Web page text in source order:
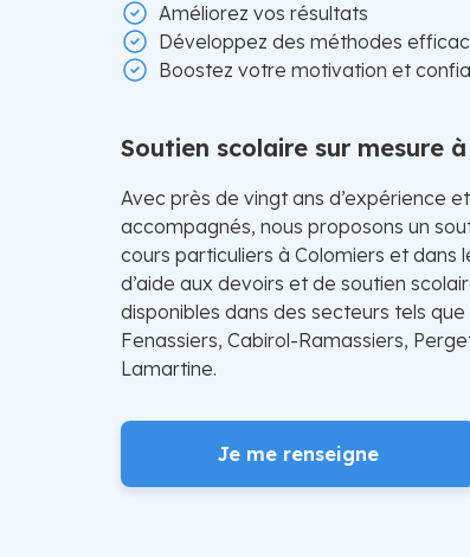
Améliorez vos résultats
Développez des méthodes
Boostez votre motivation et
Soutien scolaire sur mesure
Avec près de vingt ans d’expérience
accompagnés, nous proposons un
cours particuliers à Colomiers et dans
d’aide aux devoirs et de soutien
disponibles dans des secteurs tels
Fenassiers, Cabirol-Ramassiers,
Lamartine.
Je me renseigne